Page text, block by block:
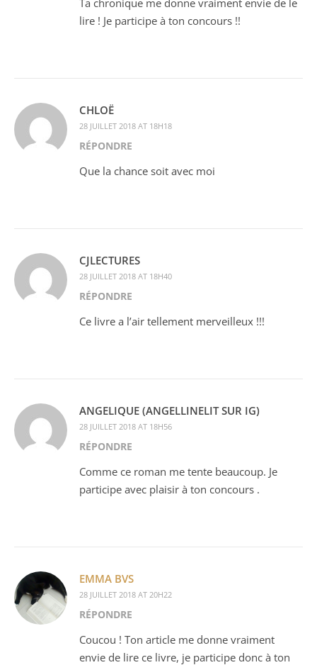
Ta chronique me donne vraiment envie de le
lire ! Je participe à ton concours !!
CHLOË
28 JUILLET 2018 AT 18H18
RÉPONDRE
Que la chance soit avec moi
CJLECTURES
28 JUILLET 2018 AT 18H40
RÉPONDRE
Ce livre a l’air tellement merveilleux !!!
ANGELIQUE (ANGELLINELIT SUR IG)
28 JUILLET 2018 AT 18H56
RÉPONDRE
Comme ce roman me tente beaucoup. Je
participe avec plaisir à ton concours .
EMMA BVS
28 JUILLET 2018 AT 20H22
RÉPONDRE
Coucou ! Ton article me donne vraiment
envie de lire ce livre, je participe donc à ton